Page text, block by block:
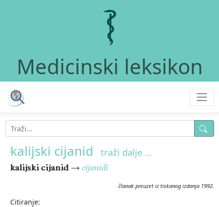
Medicinski leksikon
kalijski cijanid traži dalje ...
kalijski cijanid → cijanidi
članak preuzet iz tiskanog izdanja 1992.
Citiranje: